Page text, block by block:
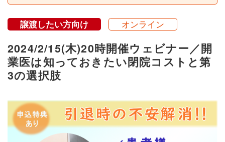
譲渡したい方向け オンライン
2024/2/15(木)20時開催ウェビナー／開
業医は知っておきたい閉院コストと第
3の選択肢